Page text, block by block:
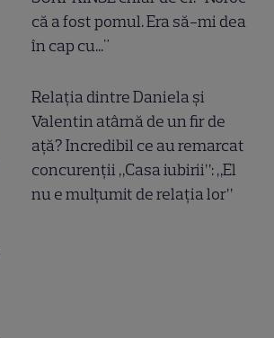
că a fost pomul. Era să-mi dea
în cap cu..."
Relația dintre Daniela și
Valentin atârnă de un fir de
ață? Incredibil ce au remarcat
concurenții „Casa iubirii”: „El
nu e mulțumit de relația lor”